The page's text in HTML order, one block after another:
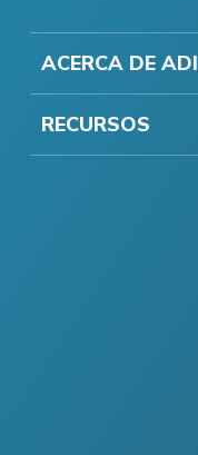
ACERCA DE ADI
RECURSOS